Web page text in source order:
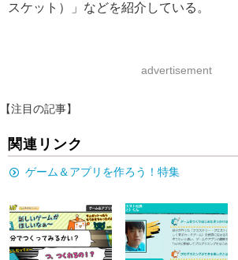
スケット）」などを紹介している。
advertisement
【注目の記事】
関連リンク
ゲーム＆アプリを作ろう！特集